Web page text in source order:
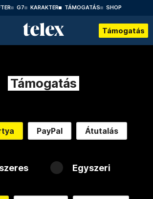
G7 KARAKTER TÁMOGATÁS SHOP
Támogatás
Támogatás
PayPal Átutalás
Egyszeri